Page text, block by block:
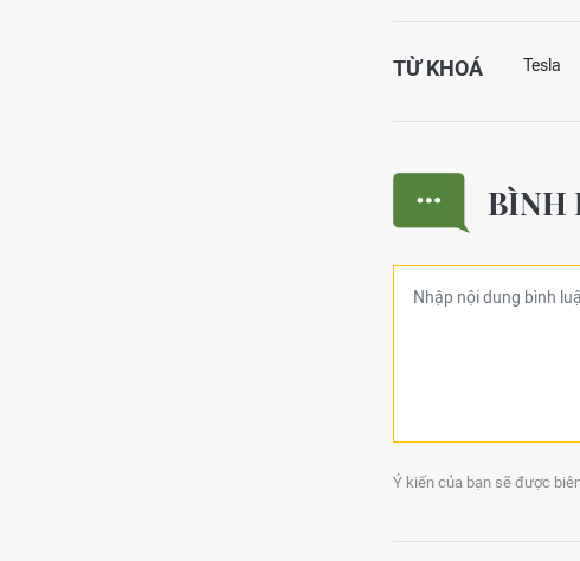
TỪ KHOÁ Tesla
BÌNH
Ý kiến của bạn sẽ được